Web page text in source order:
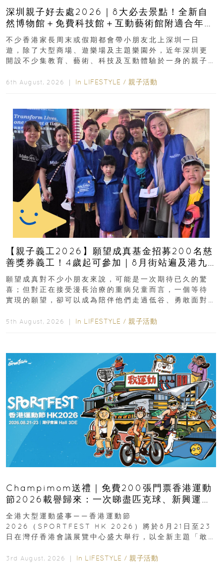
深圳親子好去處2026｜8大必去景點！全新自
然博物館＋免費科技館＋互動藝術館附適合年
齡、交通、門票、開放時間
不少香港家長周末或假期都會帶小朋友北上深圳一日
遊，除了大型商場、遊樂場及主題樂園外，近年深圳更
開設不少集教育、藝術、科技及互動體驗於一身的親子
6th August, 2026 ｜ In LIFESTYLE / 親子活動
【親子義工2026】願望成真基金招募200名慈
善獎券義工！4歲起可參加｜8月街站遍及港九
新界
願望成真對不少小朋友來說，可能是一次期待已久的驚
喜；但對正在接受漫長治療的重病兒童而言，一個等待
實現的願望，卻可以成為陪伴他們走過低谷、勇敢面對
5th August, 2026 ｜ In LIFESTYLE / 親子活動
Champimom送禮｜免費200張門票香港運動
節2026載譽歸來：一次睇盡匹克球、新興運
動、街舞比賽＋逾百運動品牌展覽
全港大型運動盛事——香港運動節
2026（SPORTFEST HK 2026）將於8月21日至23
日在灣仔香港會議展覽中心盛大舉行，以全新主題「敢
3rd August, 2026 ｜ In LIFESTYLE / 親子活動